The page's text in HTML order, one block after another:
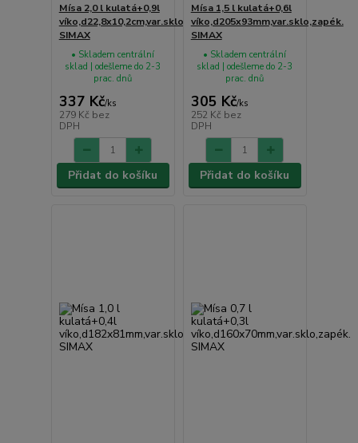
Mísa 2,0 l kulatá+0,9l
víko,d22,8x10,2cm,var.sklo,zapék.
SIMAX
337 Kč/ks
279 Kč bez
DPH
• Skladem centrální
sklad | odešleme do 2-3
prac. dnů
Přidat do košíku
Mísa 1,5 l kulatá+0,6l
víko,d205x93mm,var.sklo,zapék.
SIMAX
305 Kč/ks
252 Kč bez
DPH
• Skladem centrální
sklad | odešleme do 2-3
prac. dnů
Přidat do košíku